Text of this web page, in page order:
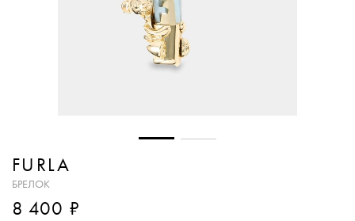
FURLA
БРЕЛОК
8 400 ₽